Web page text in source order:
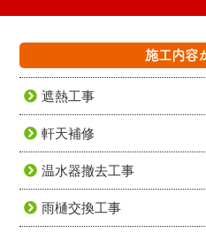
施工内容
遮熱工事
軒天補修
温水器撤去工事
雨樋交換工事